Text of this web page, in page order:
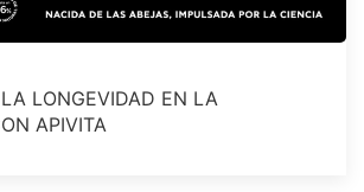
LONGEVIDAD EN LA
APIVITA